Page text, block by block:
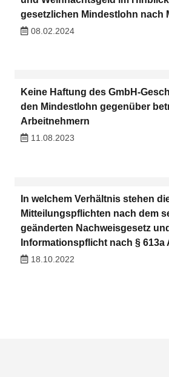
gesetzlichen Mindestlohn nach
08.02.2024
Keine Haftung des GmbH-
den Mindestlohn gegenüber
Arbeitnehmern
11.08.2023
In welchem Verhältnis stehen
Mitteilungspflichten nach dem
geänderten Nachweisgesetz
Informationspflicht nach § 613a
18.10.2022